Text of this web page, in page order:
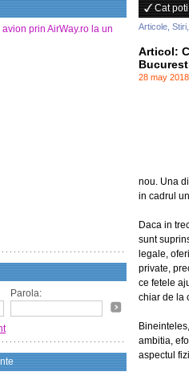
prin AirWay.ro la un
Parola:
Cat
Articole,
Articol:
28 may
nou. Una
in cadrul
Daca in
sunt
legale,
private,
ce fetele
chiar de la
ambitia,
aspectul